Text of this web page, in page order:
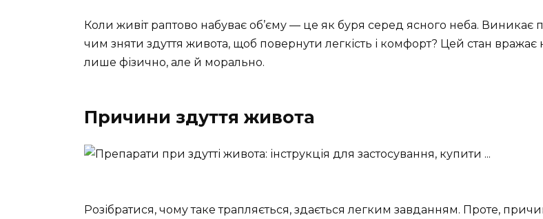
Коли живіт раптово набуває об’єму — це як буря серед ясного неба. Виникає
чим зняти здуття живота, щоб повернути легкість і комфорт? Цей стан вражає
лише фізично, але й морально.
Причини здуття живота
Розібратися, чому таке трапляється, здається легким завданням. Проте,